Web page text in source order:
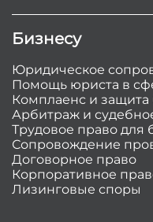
Бизнесу
Юридическое
Помощь юриста в
Комплаенс и защита
Арбитраж и
Трудовое право для
Сопровождение
Договорное право
Корпоративное
Лизинговые споры